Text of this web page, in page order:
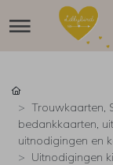
Trouwkaarten,
bedankkaarten,
uitnodigingen en
Uitnodigingen